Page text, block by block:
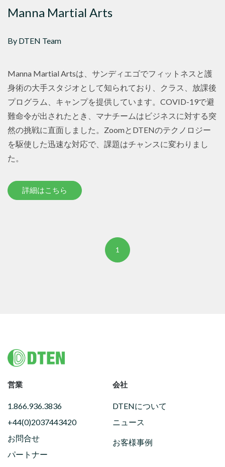
Manna Martial Arts
By DTEN Team
Manna Martial Artsは、サンディエゴでフィットネスと護
身術の大手スタジオとして知られており、クラス、放課後
プログラム、キャンプを提供しています。COVID-19で避
難命令が出されたとき、マナチームはビジネスに対する突
然の挑戦に直面しました。ZoomとDTENのテクノロジー
を駆使した迅速な対応で、課題はチャンスに変わりまし
た。
詳細はこちら
1
Footer
営業
1.866.936.3836
+44(0)2037443420
お問合せ
パートナー
会社
DTENについて
ニュース
お客様事例